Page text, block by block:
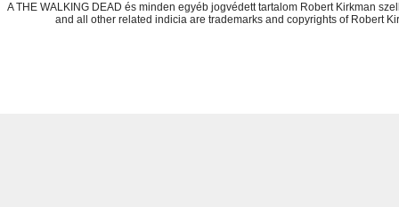
A THE WALKING DEAD és minden egyéb jogvédett tartalom Robert Kirkman
and all other related indicia are trademarks and copyrights of Robert